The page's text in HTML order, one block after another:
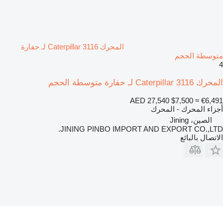
المحرك Caterpillar 3116 لـ حفارة
متوسطة الحجم
4
المحرك Caterpillar 3116 لـ حفارة متوسطة الحجم
AED 27,540 $7,500 ≈ €6,491
أجزاء المحرك - المحرك
الصين، Jining
JINING PINBO IMPORT AND EXPORT CO.,LTD.
الاتصال بالبائع